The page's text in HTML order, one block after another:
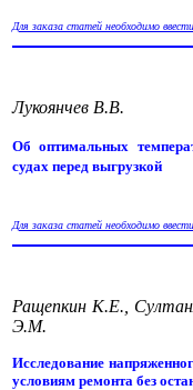
Для заказа статей необходимо
Лукоянчев В.В.
Об оптимальных
судах перед выгрузкой
Для заказа статей необходимо
Ращепкин К.Е.,
Э.М.
Исследование
условиям ремонта без